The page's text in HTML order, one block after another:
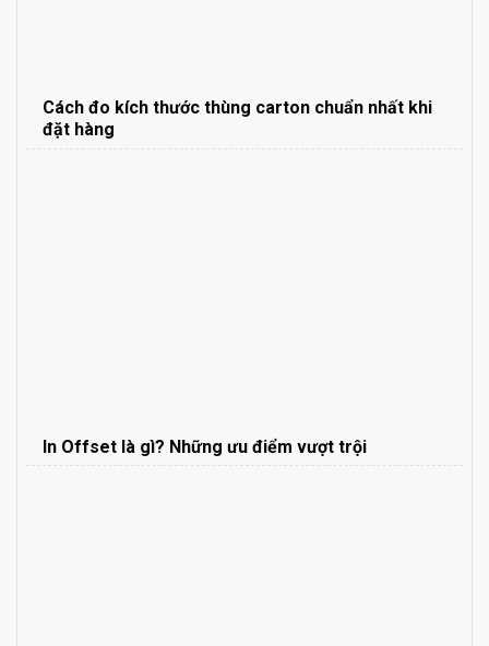
Cách đo kích thước thùng carton chuẩn nhất khi
đặt hàng
In Offset là gì? Những ưu điểm vượt trội